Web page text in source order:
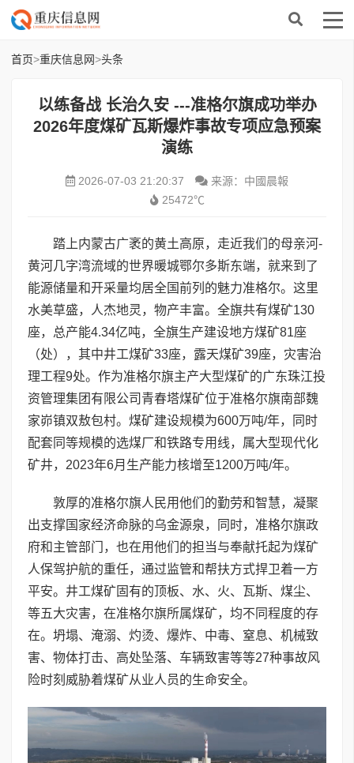
首页>重庆信息网>头条
以练备战 长治久安 ---准格尔旗成功举办
2026年度煤矿瓦斯爆炸事故专项应急预案
演练
2026-07-03 21:20:37
来源：中國晨報
25472℃
踏上内蒙古广袤的黄土高原，走近我们的母亲河-
黄河几字湾流域的世界暖城鄂尔多斯东端，就来到了
能源储量和开采量均居全国前列的魅力准格尔。这里
水美草盛，人杰地灵，物产丰富。全旗共有煤矿130
座，总产能4.34亿吨，全旗生产建设地方煤矿81座
（处），其中井工煤矿33座，露天煤矿39座，灾害治
理工程9处。作为准格尔旗主产大型煤矿的广东珠江投
资管理集团有限公司青春塔煤矿位于准格尔旗南部魏
家峁镇双敖包村。煤矿建设规模为600万吨/年，同时
配套同等规模的选煤厂和铁路专用线，属大型现代化
矿井，2023年6月生产能力核增至1200万吨/年。
敦厚的准格尔旗人民用他们的勤劳和智慧，凝聚
出支撑国家经济命脉的乌金源泉，同时，准格尔旗政
府和主管部门，也在用他们的担当与奉献托起为煤矿
人保驾护航的重任，通过监管和帮扶方式捍卫着一方
平安。井工煤矿固有的顶板、水、火、瓦斯、煤尘、
等五大灾害，在准格尔旗所属煤矿，均不同程度的存
在。坍塌、淹溺、灼烫、爆炸、中毒、窒息、机械致
害、物体打击、高处坠落、车辆致害等等27种事故风
险时刻威胁着煤矿从业人员的生命安全。